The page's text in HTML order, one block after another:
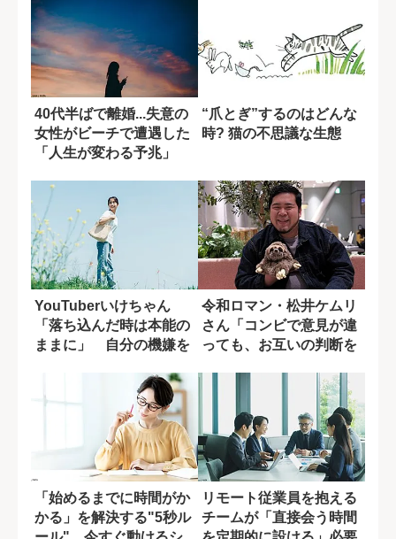
40代半ばで離婚...失意の
女性がビーチで遭遇した
「人生が変わる予兆」
“爪とぎ”するのはどんな
時? 猫の不思議な生態
YouTuberいけちゃん
「落ち込んだ時は本能の
ままに」 自分の機嫌を
令和ロマン・松井ケムリ
さん「コンビで意見が違
っても、お互いの判断を
「始めるまでに時間がか
かる」を解決する"5秒ル
リモート従業員を抱える
チームが「直接会う時間